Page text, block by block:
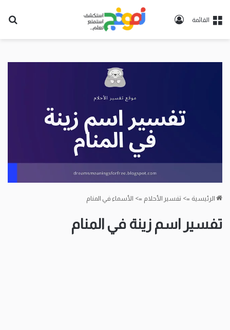
القائمة
الرئيسية => تفسير الأحلام => الأسماء في المنام
تفسير اسم زينة في المنام